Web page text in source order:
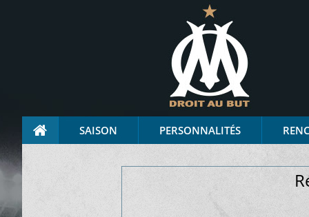
SAISON PERSONNALITÉS